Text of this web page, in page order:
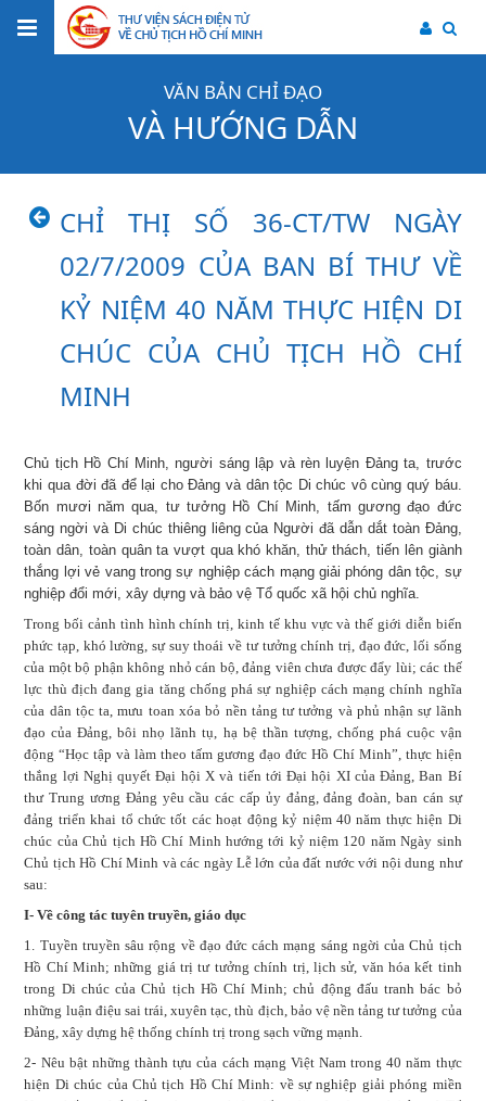
VĂN BẢN CHỈ ĐẠO
VÀ HƯỚNG DẪN
CHỈ THỊ SỐ 36-CT/TW NGÀY
02/7/2009 CỦA BAN BÍ THƯ VỀ
KỶ NIỆM 40 NĂM THỰC HIỆN DI
CHÚC CỦA CHỦ TỊCH HỒ CHÍ
MINH
Chủ tịch Hồ Chí Minh, người sáng lập và rèn luyện Đảng ta, trước
khi qua đời đã để lại cho Đảng và dân tộc Di chúc vô cùng quý báu.
Bốn mươi năm qua, tư tưởng Hồ Chí Minh, tấm gương đạo đức
sáng ngời và Di chúc thiêng liêng của Người đã dẫn dắt toàn Đảng,
toàn dân, toàn quân ta vượt qua khó khăn, thử thách, tiến lên giành
thắng lợi vẻ vang trong sự nghiệp cách mạng giải phóng dân tộc, sự
nghiệp đổi mới, xây dựng và bảo vệ Tổ quốc xã hội chủ nghĩa.
Trong bối cảnh tình hình chính trị, kinh tế khu vực và thế giới diễn biến
phức tạp, khó lường, sự suy thoái về tư tưởng chính trị, đạo đức, lối sống
của một bộ phận không nhỏ cán bộ, đảng viên chưa được đẩy lùi; các thế
lực thù địch đang gia tăng chống phá sự nghiệp cách mạng chính nghĩa
của dân tộc ta, mưu toan xóa bỏ nền tảng tư tưởng và phủ nhận sự lãnh
đạo của Đảng, bôi nhọ lãnh tụ, hạ bệ thần tượng, chống phá cuộc vận
động “Học tập và làm theo tấm gương đạo đức Hồ Chí Minh”, thực hiện
thắng lợi Nghị quyết Đại hội X và tiến tới Đại hội XI của Đảng, Ban Bí
thư Trung ương Đảng yêu cầu các cấp ủy đảng, đảng đoàn, ban cán sự
đảng triển khai tổ chức tốt các hoạt động kỷ niệm 40 năm thực hiện Di
chúc của Chủ tịch Hồ Chí Minh hướng tới kỷ niệm 120 năm Ngày sinh
Chủ tịch Hồ Chí Minh và các ngày Lễ lớn của đất nước với nội dung như
sau:
I- Về công tác tuyên truyền, giáo dục
1. Tuyền truyền sâu rộng về đạo đức cách mạng sáng ngời của Chủ tịch
Hồ Chí Minh; những giá trị tư tưởng chính trị, lịch sử, văn hóa kết tinh
trong Di chúc của Chủ tịch Hồ Chí Minh; chủ động đấu tranh bác bỏ
những luận điệu sai trái, xuyên tạc, thù địch, bảo vệ nền tảng tư tưởng của
Đảng, xây dựng hệ thống chính trị trong sạch vững mạnh.
2- Nêu bật những thành tựu của cách mạng Việt Nam trong 40 năm thực
hiện Di chúc của Chủ tịch Hồ Chí Minh: về sự nghiệp giải phóng miền